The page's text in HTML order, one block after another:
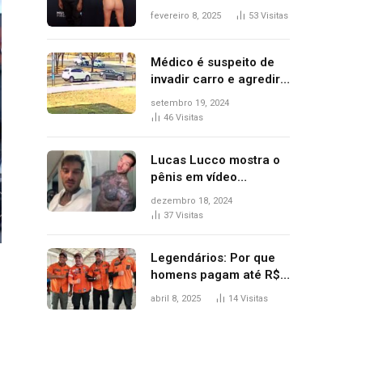
Questionamento surgiu
aparecer nua na
premiação
fevereiro 8, 2025 53 Visitas
Médico é suspeito de
invadir carro e agredir
delegado aposentado
durante confusão no
setembro 19, 2024
46 Visitas
Lucas Lucco mostra o
pênis em vídeo
tomando banho, apaga
post e diz ‘foi mal’
dezembro 18, 2024
37 Visitas
Legendários: Por que
homens pagam até R$
81 mil para subir
abril 8, 2025 14 Visitas